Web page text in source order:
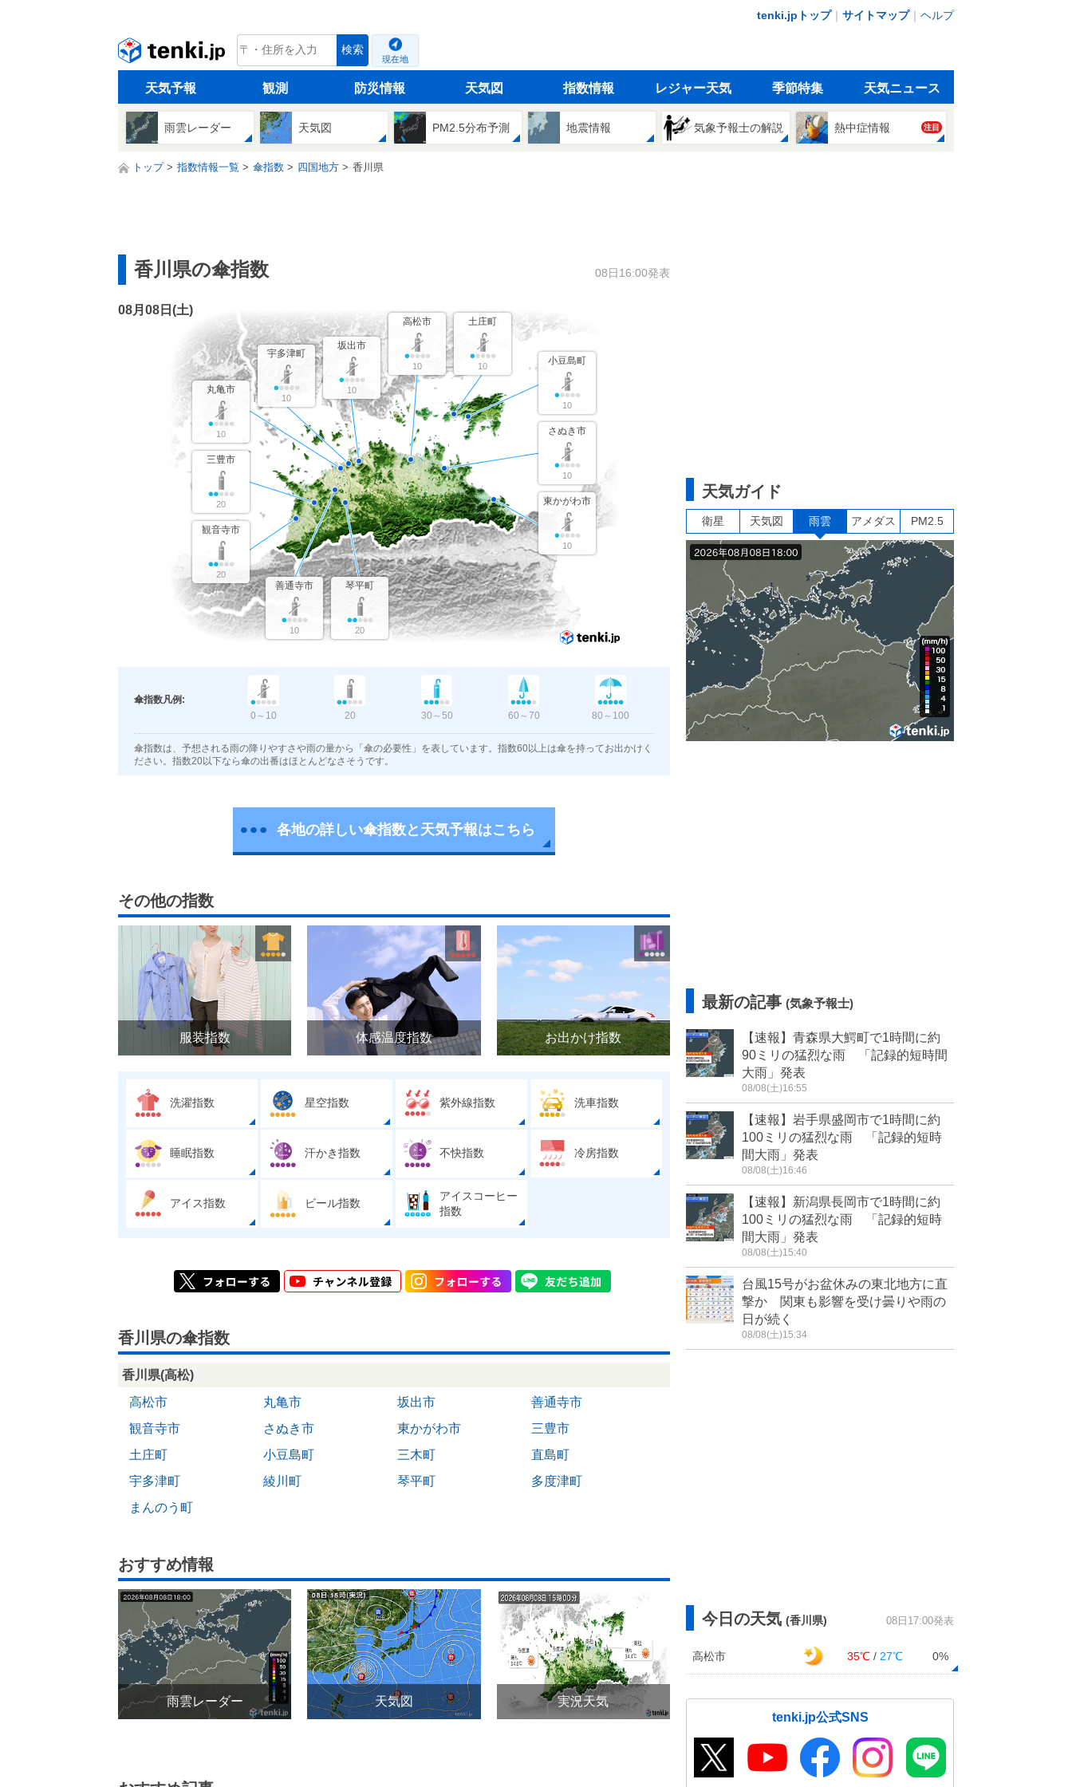
tenki.jpトップ｜ サイトマップ｜ ヘルプ
tenki.jp 検索
現在地
天気予報 観測 防災情報 天気図 指数情報 レジャー天気 季節特集 天気ニュース
雨雲レーダー 天気図 PM2.5分布予測 地震情報 気象予報士の解説 熱中症情報 注目
トップ 指数情報一覧 傘指数 四国地方 香川県
香川県の傘指数 08日16:00発表
08月08日(土)
高松市
10
坂出市
10
丸亀市
10
観音寺市
20
さぬき市
10
土庄町
10
琴平町
20
善通寺市
10
小豆島町
10
東かがわ市
10
三豊市
20
宇多津町
10
傘指数凡例:
0～10
20 30～50 60～70 80～100
傘指数は、予想される雨の降りやすさや雨の量から「傘の必要性」を表しています。指数60以上は傘を持ってお出かけく
ださい。指数20以下なら傘の出番はほとんどなさそうです。
各地の詳しい傘指数と天気予報はこちら
その他の指数
服装指数 体感温度指数 お出かけ指数
洗濯指数 星空指数 紫外線指数 洗車指数
睡眠指数 汗かき指数 不快指数 冷房指数
アイス指数 ビール指数
アイスコーヒー
指数
香川県の傘指数
香川県(高松)
高松市
丸亀市 坂出市
善通寺市
観音寺市
さぬき市 東かがわ市
三豊市
土庄町
小豆島町 三木町
直島町
宇多津町
綾川町 琴平町
多度津町
まんのう町
おすすめ情報
雨雲レーダー 天気図 実況天気
天気ガイド
衛星 天気図 雨雲 アメダス PM2.5
最新の記事 (気象予報士)
【速報】青森県大鰐町で1時間に約
90ミリの猛烈な雨 「記録的短時間
大雨」発表
08/08(土)16:55
【速報】岩手県盛岡市で1時間に約
100ミリの猛烈な雨 「記録的短時
間大雨」発表
08/08(土)16:46
【速報】新潟県長岡市で1時間に約
100ミリの猛烈な雨 「記録的短時
間大雨」発表
08/08(土)15:40
台風15号がお盆休みの東北地方に直
撃か 関東も影響を受け曇りや雨の
日が続く
08/08(土)15:34
今日の天気 (香川県) 08日17:00発表
高松市 35℃ / 27℃ 0%
tenki.jp公式SNS